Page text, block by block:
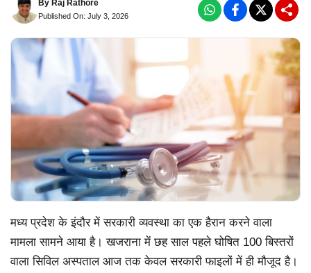
By Raj Rathore
Published On: July 3, 2026
मध्य प्रदेश के इंदौर में सरकारी व्यवस्था का एक हैरान करने वाला
मामला सामने आया है। खजराना में छह साल पहले घोषित 100 बिस्तरों
वाला सिविल अस्पताल आज तक केवल सरकारी फाइलों में ही मौजूद है।